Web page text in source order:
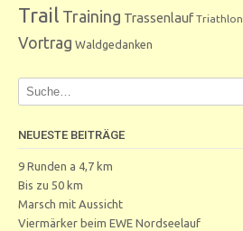
Trail Training Trassenlauf Triathlon
Vortrag Waldgedanken
NEUESTE BEITRÄGE
9 Runden a 4,7 km
Bis zu 50 km
Marsch mit Aussicht
Viermärker beim EWE Nordseelauf